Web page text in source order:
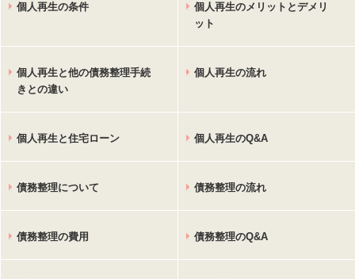
個人再生の条件
個人再生のメリットとデメリ
ット
個人再生と他の債務整理手続
きとの違い
個人再生の流れ
個人再生と住宅ローン 個人再生のQ&A
債務整理について 債務整理の流れ
債務整理の費用 債務整理のQ&A